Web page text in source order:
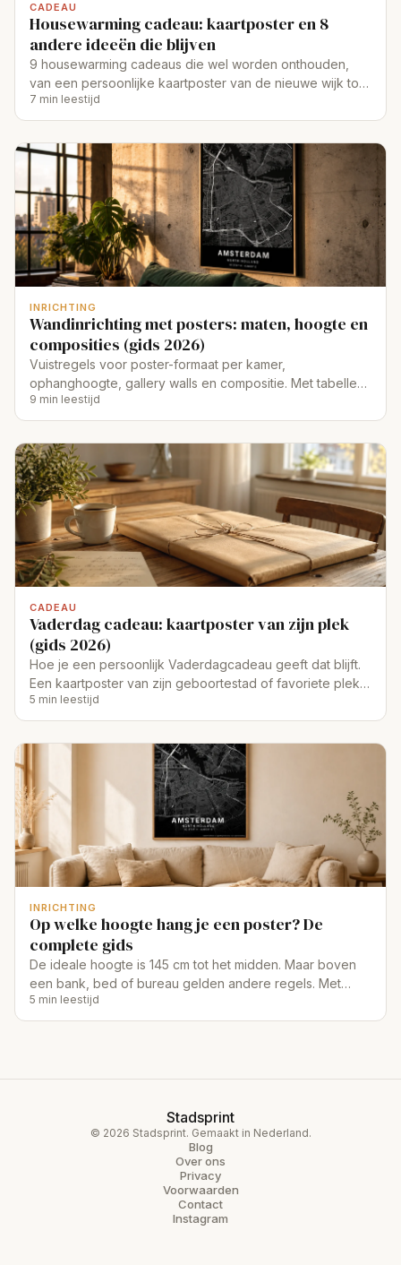
CADEAU
Housewarming cadeau: kaartposter en 8
andere ideeën die blijven
9 housewarming cadeaus die wel worden onthouden,
van een persoonlijke kaartposter van de nieuwe wijk tot
brood en zout.
7 min leestijd
INRICHTING
Wandinrichting met posters: maten, hoogte en
composities (gids 2026)
Vuistregels voor poster-formaat per kamer,
ophanghoogte, gallery walls en compositie. Met tabellen
per ruimte en een ophang-checklist.
9 min leestijd
CADEAU
Vaderdag cadeau: kaartposter van zijn plek
(gids 2026)
Hoe je een persoonlijk Vaderdagcadeau geeft dat blijft.
Een kaartposter van zijn geboortestad of favoriete plek,
klaar binnen 5 minuten.
5 min leestijd
INRICHTING
Op welke hoogte hang je een poster? De
complete gids
De ideale hoogte is 145 cm tot het midden. Maar boven
een bank, bed of bureau gelden andere regels. Met
formule en tabel per ruimte.
5 min leestijd
Stadsprint
© 2026 Stadsprint. Gemaakt in Nederland.
Blog
Over ons
Privacy
Voorwaarden
Contact
Instagram